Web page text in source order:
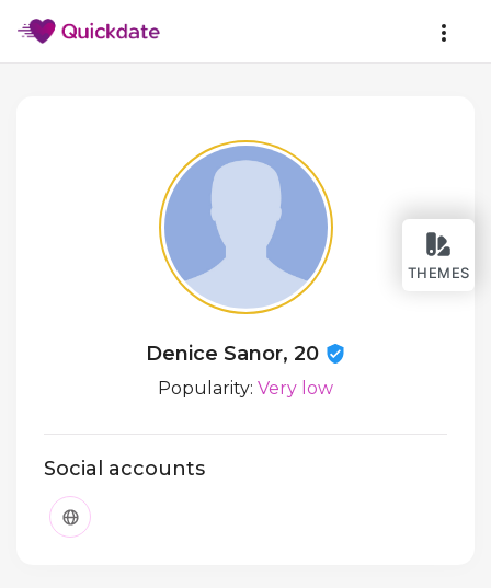
THEMES
Denice Sanor, 20
Popularity: Very low
Social accounts